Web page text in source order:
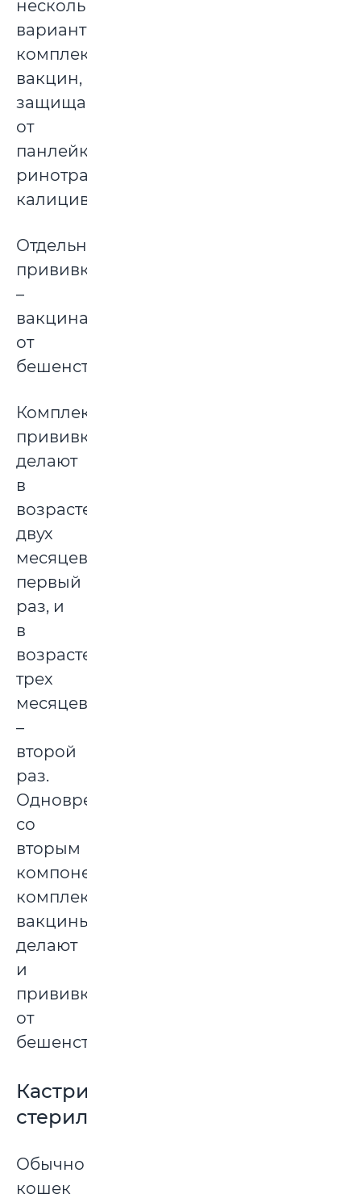
несколько
вариантов
комплексных
вакцин,
защищающих
от
панлейкопении,
ринотрахеита,
калицивироза.
Отдельная
прививка
–
вакцина
от
бешенства.
Комплексную
прививку
делают
в
возрасте
двух
месяцев
первый
раз, и
в
возрасте
трех
месяцев
–
второй
раз.
Одновременно
со
вторым
компонентом
комплексной
вакцины
делают
и
прививку
от
бешенства.
Кастрировать-
стерилизовать
Обычно
кошек